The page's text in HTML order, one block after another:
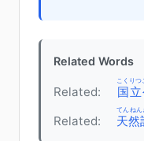
Related Words
Related: 国
こくりつ
Related:
天然
てんねん